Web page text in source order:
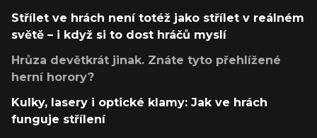
Střílet ve hrách není totéž jako střílet v reálném
světě – i když si to dost hráčů myslí
Hrůza devětkrát jinak. Znáte tyto přehlížené
herní horory?
Kulky, lasery i optické klamy: Jak ve hrách
funguje střílení